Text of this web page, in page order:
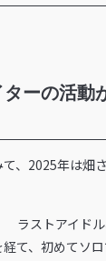
ーの活動
て、2025年は
ラストアイド
て、初めてソ